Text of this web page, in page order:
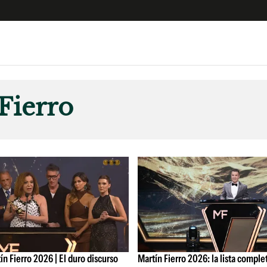
Unidos
Fierro 2026 | El duro discurso
Martín Fierro 2026: la lista